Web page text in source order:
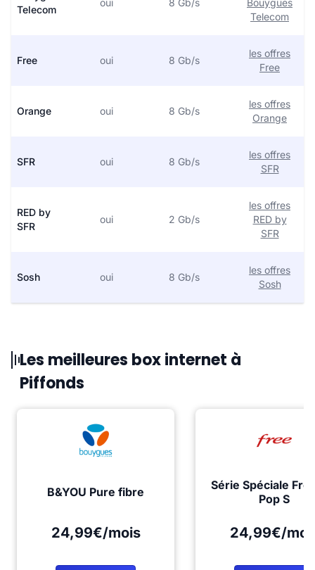
Telecom
oui 8 Gb/s
Bouygues
Telecom
Free oui 8 Gb/s
les offres
Free
Orange oui 8 Gb/s
les offres
Orange
SFR oui 8 Gb/s
les offres
SFR
RED by
SFR
oui 2 Gb/s
les offres
RED by
SFR
Sosh oui 8 Gb/s
les offres
Sosh
Les meilleures box internet à
Piffonds
B&YOU Pure fibre
24,99€/mois
Série Spéciale
Pop S
24,99€/